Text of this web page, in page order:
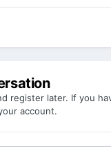
register later. If you
account.